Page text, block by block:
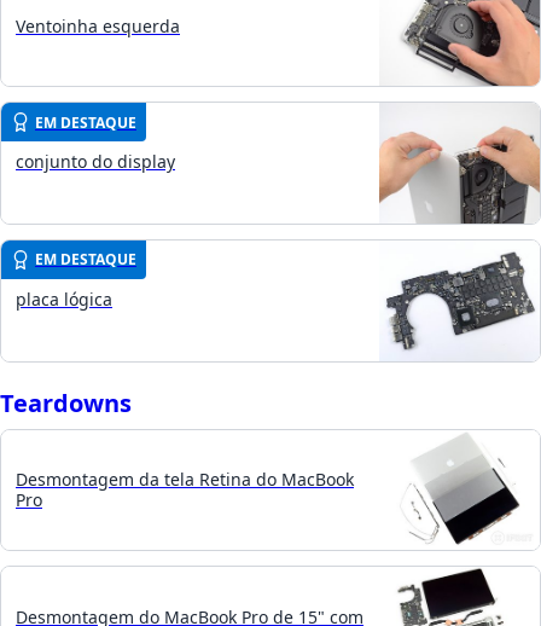
Ventoinha esquerda
EM DESTAQUE
conjunto do display
EM DESTAQUE
placa lógica
Teardowns
Desmontagem da tela Retina do MacBook
Pro
Desmontagem do MacBook Pro de 15" com